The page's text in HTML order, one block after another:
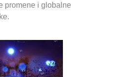
promene i globalne